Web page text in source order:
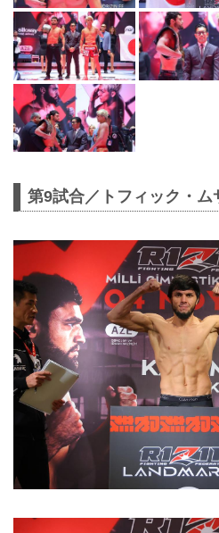
第9試合／トフィック・ム